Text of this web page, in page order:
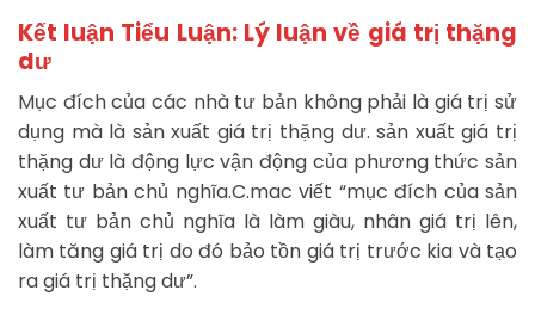
Kết luận Tiểu Luận: Lý luận về giá trị thặng
dư
Mục đích của các nhà tư bản không phải là giá trị sử
dụng mà là sản xuất giá trị thặng dư. sản xuất giá trị
thặng dư là động lực vận động của phương thức sản
xuất tư bản chủ nghĩa.C.mac viết “mục đích của sản
xuất tư bản chủ nghĩa là làm giàu, nhân giá trị lên,
làm tăng giá trị do đó bảo tồn giá trị trước kia và tạo
ra giá trị thặng dư”.